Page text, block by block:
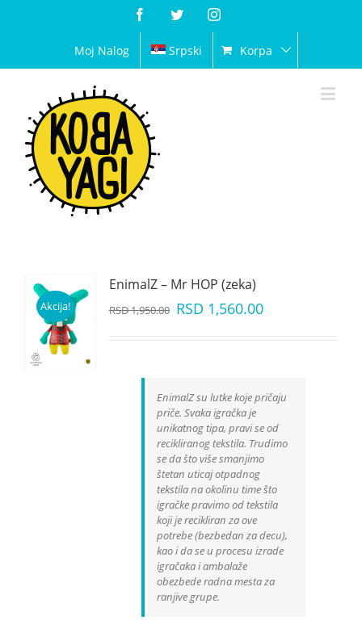
FacebookTwitterInstagram
Moj Nalog Srpski Korpa
Akcija!
EnimalZ – Mr HOP (zeka)
RSD1,950.00 RSD 1,560.00
EnimalZ su lutke koje pričaju
priče. Svaka igračka je
unikatnog tipa, pravi se od
recikliranog tekstila. Trudimo
se da što više smanjimo
štetan uticaj otpadnog
tekstila na okolinu time što
igračke pravimo od tekstila
koji je recikliran za ove
potrebe (bezbedan za decu),
kao i da se u procesu izrade
igračaka i ambalaže
obezbede radna mesta za
ranjive grupe.